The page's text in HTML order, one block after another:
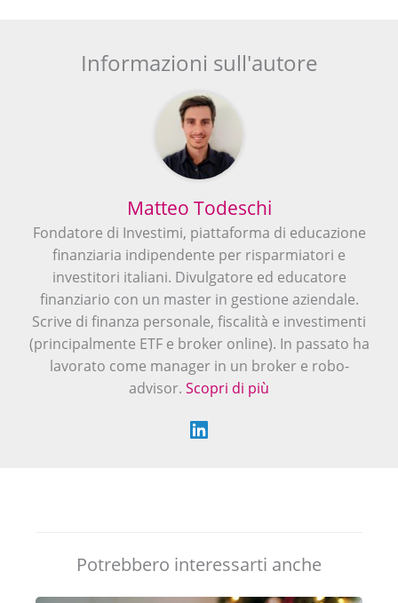
Informazioni sull'autore
Matteo Todeschi
Fondatore di Investimi, piattaforma di educazione
finanziaria indipendente per risparmiatori e
investitori italiani. Divulgatore ed educatore
finanziario con un master in gestione aziendale.
Scrive di finanza personale, fiscalità e investimenti
(principalmente ETF e broker online). In passato ha
lavorato come manager in un broker e robo-
advisor. Scopri di più
Potrebbero interessarti anche